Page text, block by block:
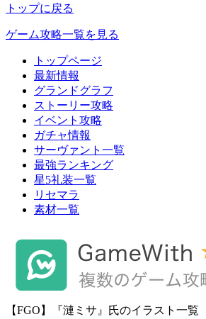
トップに戻る
ゲーム攻略一覧を見る
トップページ
最新情報
グランドグラフ
ストーリー攻略
イベント攻略
ガチャ情報
サーヴァント一覧
最強ランキング
星5礼装一覧
リセマラ
素材一覧
【FGO】『漣ミサ』氏のイラスト一覧